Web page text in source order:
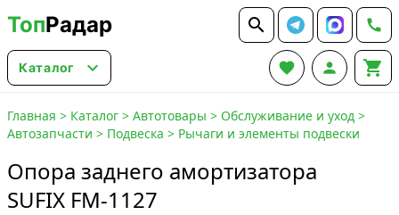
ТопРадар  
Каталог    
Главная > Каталог > Автотовары > Обслуживание и уход >
Автозапчасти > Подвеска > Рычаги и элементы подвески
Опора заднего амортизатора
SUFIX FM-1127